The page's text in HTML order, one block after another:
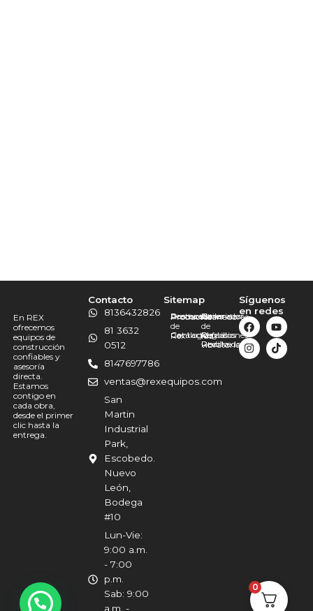
En REX
ofrecemos
equipos de
construcción
confiables y
asesoría
directa.
Estamos
contigo en
cada obra,
desde el primer
clic hasta la
entrega.
Contacto
8136432826
81 3632
0512
8147697786
ventas@rexequipos.com
San
Martin
Industrial
Park,
Escobedo.
Nuevo
León,
Bodega
#10
Lun-Vie:
9:00 a.m.
- 7:00
p.m.
Sab: 9:00
a.m. -
Sitemap
Productos
Promociones
Destacado
Acerca
de
Rex
Catálogo
Contacto
Allanadoras
Bailarinas
Generador
de
luz
Martillos
Refacciones
Reglas
vibratorias
Revolvedoras
Rodillo
Síguenos
en redes
0